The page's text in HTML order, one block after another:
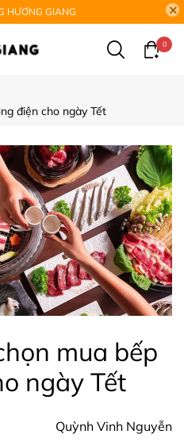
HƯƠNG GIANG
0
điện cho ngày Tết
mua bếp
ngày Tết
Quỳnh Vinh Nguyễn